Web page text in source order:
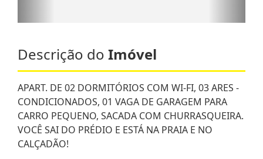
Descrição do Imóvel
APART. DE 02 DORMITÓRIOS COM WI-FI, 03 ARES -
CONDICIONADOS, 01 VAGA DE GARAGEM PARA
CARRO PEQUENO, SACADA COM CHURRASQUEIRA.
VOCÊ SAI DO PRÉDIO E ESTÁ NA PRAIA E NO
CALÇADÃO!